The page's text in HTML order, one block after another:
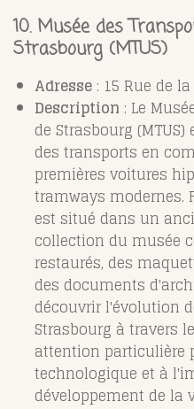
10. Musée des
Strasbourg (MTUS)
Adresse : 15 Rue de
Description : Le
de Strasbourg
des transports en
premières voitures
tramways modernes.
est situé dans un
collection du musée
restaurés, des
des documents
découvrir l'évolution
Strasbourg à travers
attention particulière
technologique et à
développement de la